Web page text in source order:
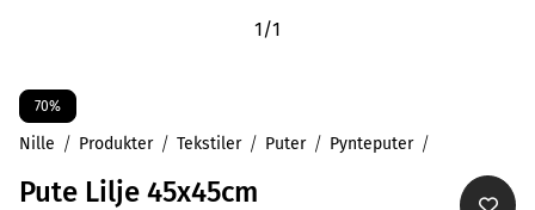
1/1
70%
Nille Produkter Tekstiler Puter Pynteputer
Pute Lilje 45x45cm